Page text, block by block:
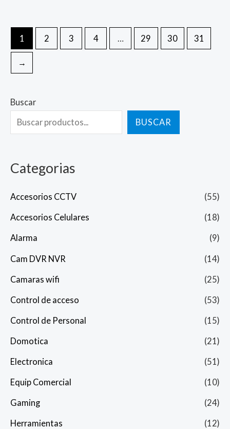
Buscar
BUSCAR
Categorias
Accesorios CCTV (55)
Accesorios Celulares (18)
Alarma (9)
Cam DVR NVR (14)
Camaras wifi (25)
Control de acceso (53)
Control de Personal (15)
Domotica (21)
Electronica (51)
Equip Comercial (10)
Gaming (24)
Herramientas (12)
1 2 3 4 29 30 31
→